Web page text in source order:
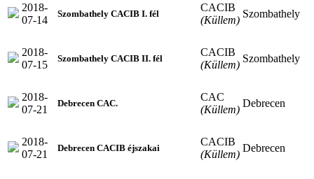
2018-
07-14
Szombathely CACIB I. fél
CACIB
(Küllem)
Szombathely
2018-
07-15
Szombathely CACIB II. fél
CACIB
(Küllem)
Szombathely
2018-
07-21
Debrecen CAC.
CAC
(Küllem)
Debrecen
2018-
07-21
Debrecen CACIB éjszakai
CACIB
(Küllem)
Debrecen